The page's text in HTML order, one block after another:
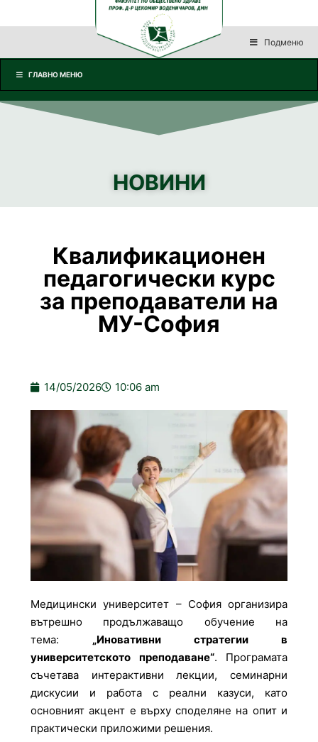
Подменю
ГЛАВНО МЕНЮ
НОВИНИ
Квалификационен
педагогически курс
за преподаватели на
МУ-София
14/05/2026 10:06 am
Медицински университет – София организира
вътрешно продължаващо обучение на
тема: „Иновативни стратегии в
университетското преподаване“. Програмата
съчетава интерактивни лекции, семинарни
дискусии и работа с реални казуси, като
основният акцент е върху споделяне на опит и
практически приложими решения.